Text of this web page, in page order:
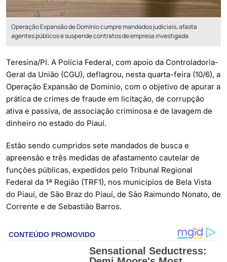
Operação Expansão de Domínio cumpre mandados judiciais, afasta
agentes públicos e suspende contratos de empresa investigada
Teresina/PI. A Polícia Federal, com apoio da Controladoria-
Geral da União (CGU), deflagrou, nesta quarta-feira (10/6), a
Operação Expansão de Domínio, com o objetivo de apurar a
prática de crimes de fraude em licitação, de corrupção
ativa e passiva, de associação criminosa e de lavagem de
dinheiro no estado do Piauí.
Estão sendo cumpridos sete mandados de busca e
apreensão e três medidas de afastamento cautelar de
funções públicas, expedidos pelo Tribunal Regional
Federal da 1ª Região (TRF1), nos municípios de Bela Vista
do Piauí, de São Braz do Piauí, de São Raimundo Nonato, de
Corrente e de Sebastião Barros.